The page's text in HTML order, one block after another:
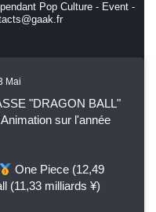
Pop Culture - Event -
Mai
"DRAGON BALL"
sur l'année
One Piece (12,49
(11,33 milliards ¥)